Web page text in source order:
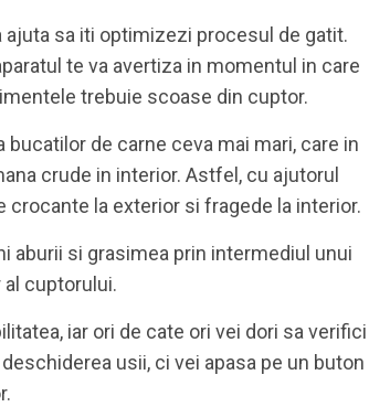
sa iti optimizezi procesul de gatit.
te va avertiza in momentul in care
trebuie scoase din cuptor.
de carne ceva mai mari, care in
crude in interior. Astfel, cu ajutorul
crocante la exterior si fragede la interior.
aburii si grasimea prin intermediul unui
cuptorului.
iar ori de cate ori vei dori sa verifici
usii, ci vei apasa pe un buton